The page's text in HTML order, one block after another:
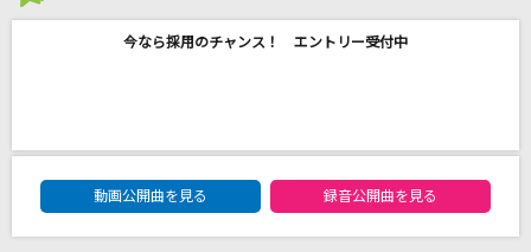
ポルノグラフィティ
[生音]守ってあげたい
今なら採用のチャンス！ エントリー受付中
DAM★ともボーカルエントリーランキング
動画公開曲を見る
録音公開曲を見る